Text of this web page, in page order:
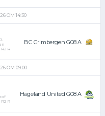
OM 14:30
R
BC Grimbergen G08 A
OM 09:00
R
Hageland United G08 A